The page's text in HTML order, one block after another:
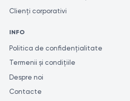
studiilor similare.
Clienți corporativi
INFO
Politica de confidențialitate
Termenii și condițiile
Despre noi
Contacte